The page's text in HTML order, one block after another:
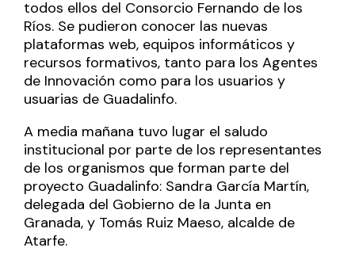
todos ellos del Consorcio Fernando de los
Ríos. Se pudieron conocer las nuevas
plataformas web, equipos informáticos y
recursos formativos, tanto para los Agentes
de Innovación como para los usuarios y
usuarias de Guadalinfo.
A media mañana tuvo lugar el saludo
institucional por parte de los representantes
de los organismos que forman parte del
proyecto Guadalinfo: Sandra García Martín,
delegada del Gobierno de la Junta en
Granada, y Tomás Ruiz Maeso, alcalde de
Atarfe.